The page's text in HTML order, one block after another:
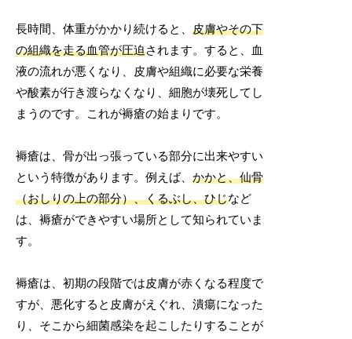
長時間、体重がかかり続けると、皮膚やその下
の組織を走る血管が圧迫されます。すると、血
液の流れが悪くなり、皮膚や組織に必要な栄養
や酸素が行き渡らなくなり、細胞が壊死してし
まうのです。これが褥瘡の始まりです。
褥瘡は、骨が出っ張っている部分に出来やすい
という特徴があります。例えば、かかと、仙骨
（おしりの上の部分）、くるぶし、ひじなど
は、褥瘡ができやすい場所として知られていま
す。
褥瘡は、初期の段階では皮膚が赤くなる程度で
すが、悪化すると皮膚がえぐれ、潰瘍になった
り、そこから細菌感染を起こしたりすることが